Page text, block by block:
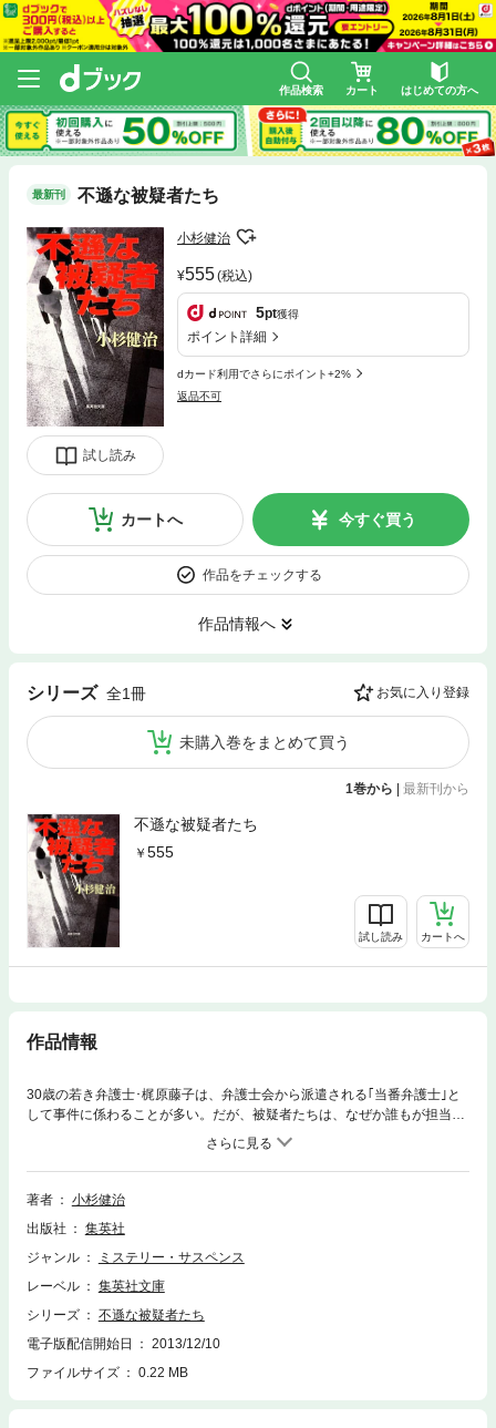
作品検索 カート はじめての方へ
最新刊 不遜な被疑者たち
試し読み
小杉健治
555(税込)
5pt獲得
ポイント詳細
dカード利用でさらにポイント+2%
返品不可
カートへ 今すぐ買う
作品をチェックする
作品情報へ
シリーズ 全1冊 お気に入り登録
未購入巻をまとめて買う
1巻から | 最新刊から
不遜な被疑者たち
555
試し読み カートへ
作品情報
30歳の若き弁護士･梶原藤子は、弁護士会から派遣される｢当番弁護士｣と
して事件に係わることが多い。だが、被疑者たちは、なぜか誰もが担当の
彼女に真実を言おうとしない。そんな”不遜な”被疑者たち、そして、一筋
縄では行かない事件。苦闘する藤子の力強い味方とは――? 下町生まれの
熱血女性弁護士の仕事と恋を描く、人情味あふれる異色の連作ミステリ
ー。
著者
小杉健治
出版社
集英社
ジャンル
ミステリー・サスペンス
レーベル
集英社文庫
シリーズ
不遜な被疑者たち
電子版配信開始日
2013/12/10
ファイルサイズ
0.22 MB